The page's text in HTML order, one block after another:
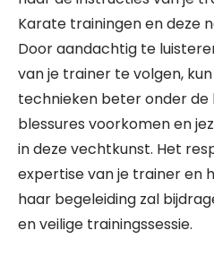
Karate trainingen en deze
Door aandachtig te
van je trainer te volgen,
technieken beter onder de
blessures voorkomen en
in deze vechtkunst. Het
expertise van je trainer en
haar begeleiding zal
en veilige trainingssessie.